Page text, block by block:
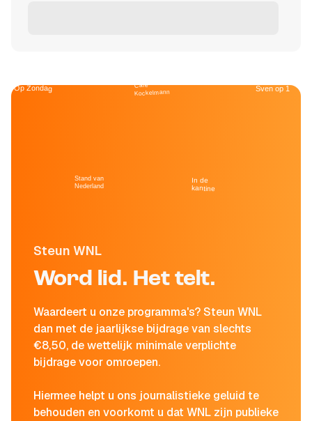
Steun WNL
Word lid. Het telt.
Waardeert u onze programma's? Steun WNL
dan met de jaarlijkse bijdrage van slechts
€8,50, de wettelijk minimale verplichte
bijdrage voor omroepen.
Hiermee helpt u ons journalistieke geluid te
behouden en voorkomt u dat WNL zijn publieke
Op Zondag
Stand van
Nederland
Café
Kockelmann
In de
kantine
Sven op 1